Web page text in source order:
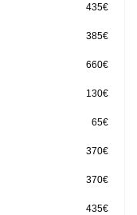
435€
385€
660€
130€
65€
370€
370€
435€